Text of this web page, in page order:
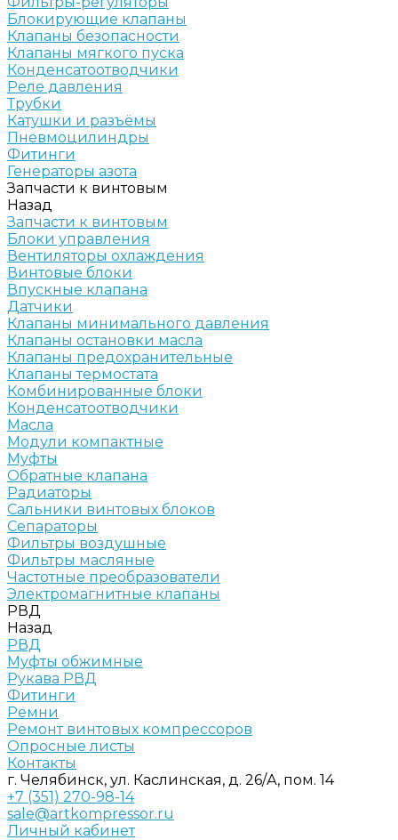
Блокирующие клапаны
Клапаны безопасности
Клапаны мягкого пуска
Конденсатоотводчики
Реле давления
Трубки
Катушки и разъёмы
Пневмоцилиндры
Фитинги
Генераторы азота
Запчасти к винтовым
Назад
Запчасти к винтовым
Блоки управления
Вентиляторы охлаждения
Винтовые блоки
Впускные клапана
Датчики
Клапаны минимального давления
Клапаны остановки масла
Клапаны предохранительные
Клапаны термостата
Комбинированные блоки
Конденсатоотводчики
Масла
Модули компактные
Муфты
Обратные клапана
Радиаторы
Сальники винтовых блоков
Сепараторы
Фильтры воздушные
Фильтры масляные
Частотные преобразователи
Электромагнитные клапаны
РВД
Назад
РВД
Муфты обжимные
Рукава РВД
Фитинги
Ремни
Ремонт винтовых компрессоров
Опросные листы
Контакты
г. Челябинск, ул. Каслинская, д. 26/А, пом. 14
+7 (351) 270-98-14
sale@artkompressor.ru
Личный кабинет